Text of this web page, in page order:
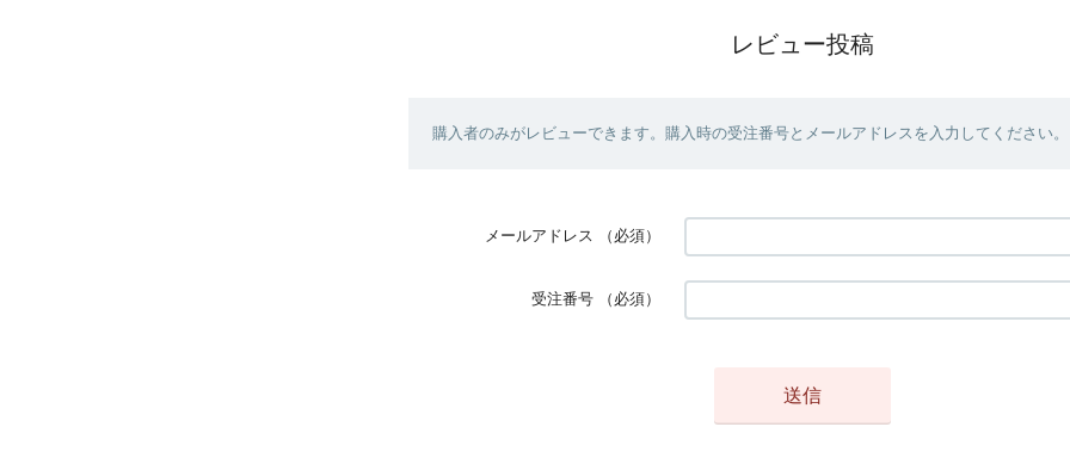
レビュー投稿
購入者のみがレビューできます。購入時の受注番号とメールアドレスを入力してください。
メールアドレス （必須）
受注番号 （必須）